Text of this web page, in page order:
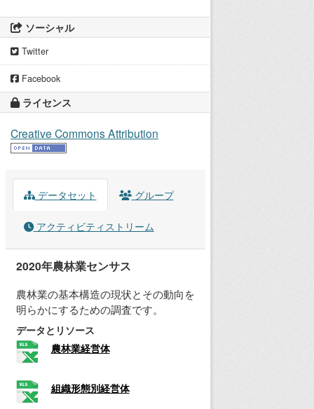
ソーシャル
Twitter
Facebook
ライセンス
Creative Commons Attribution
データセット グループ
アクティビティストリーム
2020年農林業センサス
農林業の基本構造の現状とその動向を
明らかにするための調査です。
データとリソース
農林業経営体
組織形態別経営体